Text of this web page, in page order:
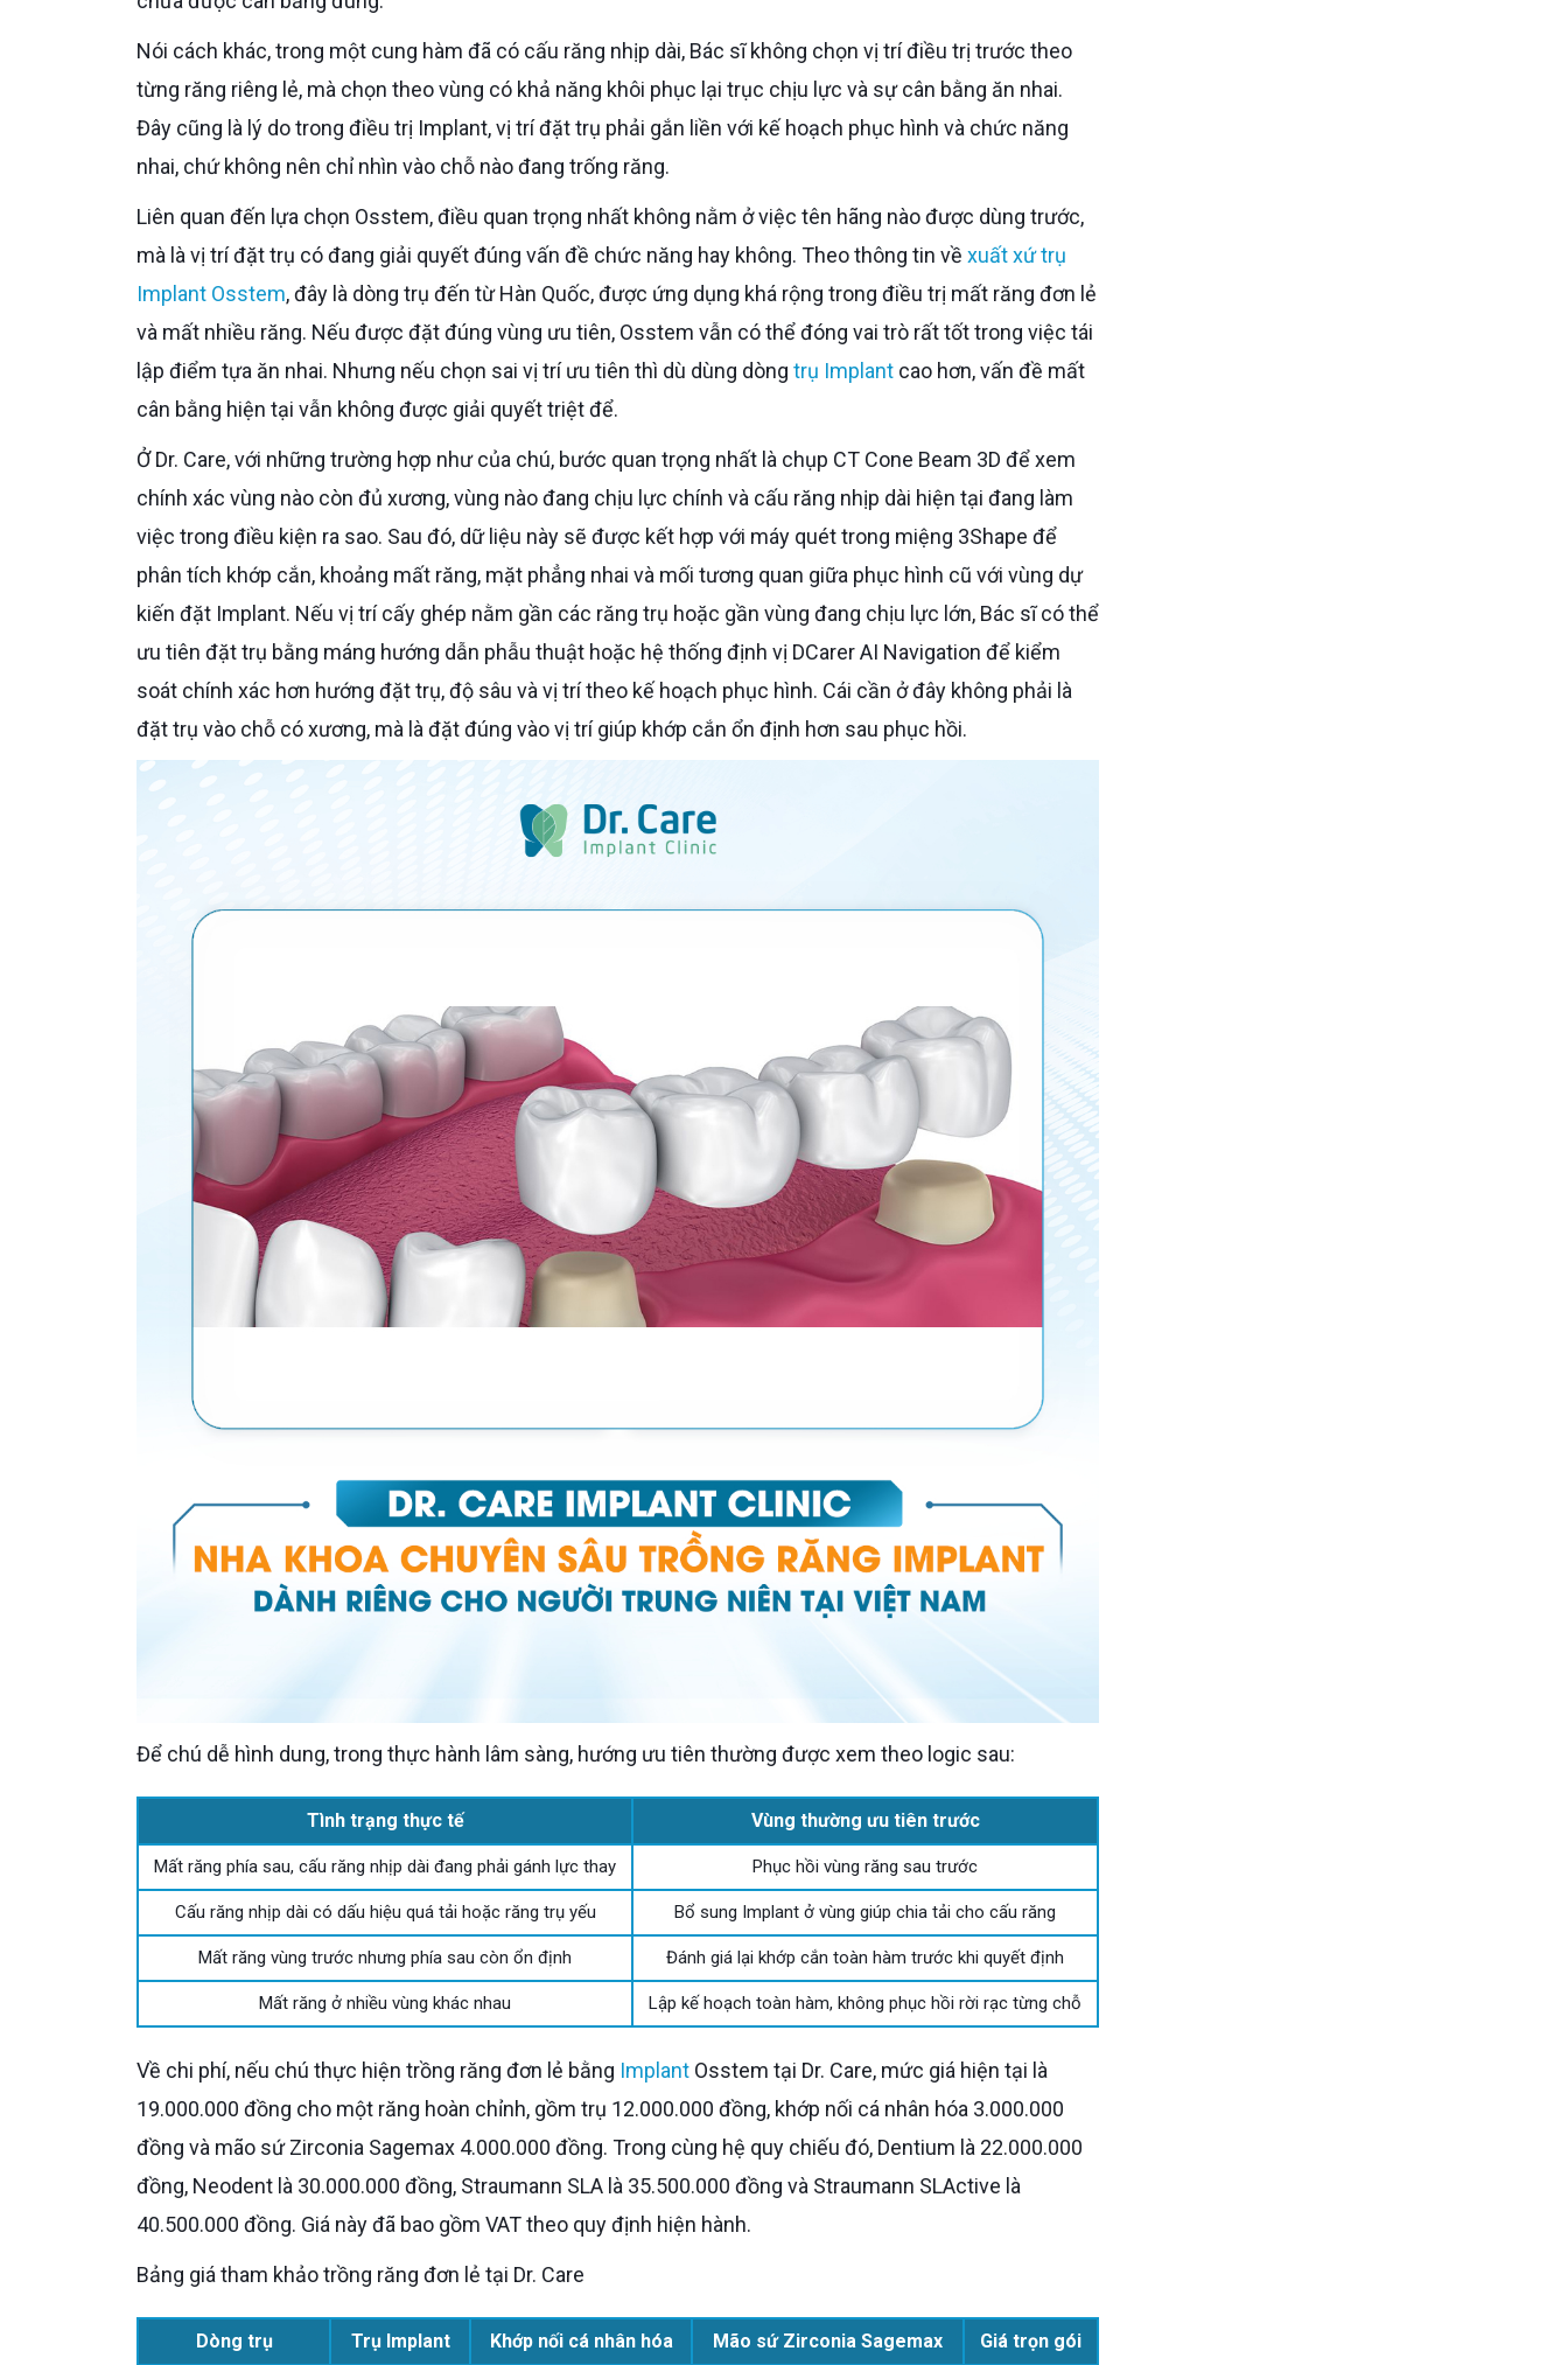
Nói cách khác, trong một cung hàm đã có cấu răng nhịp dài, Bác sĩ không chọn vị trí điều trị trước theo
từng răng riêng lẻ, mà chọn theo vùng có khả năng khôi phục lại trục chịu lực và sự cân bằng ăn nhai.
Đây cũng là lý do trong điều trị Implant, vị trí đặt trụ phải gắn liền với kế hoạch phục hình và chức năng
nhai, chứ không nên chỉ nhìn vào chỗ nào đang trống răng.
Liên quan đến lựa chọn Osstem, điều quan trọng nhất không nằm ở việc tên hãng nào được dùng trước,
mà là vị trí đặt trụ có đang giải quyết đúng vấn đề chức năng hay không. Theo thông tin về xuất xứ trụ
Implant Osstem, đây là dòng trụ đến từ Hàn Quốc, được ứng dụng khá rộng trong điều trị mất răng đơn lẻ
và mất nhiều răng. Nếu được đặt đúng vùng ưu tiên, Osstem vẫn có thể đóng vai trò rất tốt trong việc tái
lập điểm tựa ăn nhai. Nhưng nếu chọn sai vị trí ưu tiên thì dù dùng dòng trụ Implant cao hơn, vấn đề mất
cân bằng hiện tại vẫn không được giải quyết triệt để.
Ở Dr. Care, với những trường hợp như của chú, bước quan trọng nhất là chụp CT Cone Beam 3D để xem
chính xác vùng nào còn đủ xương, vùng nào đang chịu lực chính và cấu răng nhịp dài hiện tại đang làm
việc trong điều kiện ra sao. Sau đó, dữ liệu này sẽ được kết hợp với máy quét trong miệng 3Shape để
phân tích khớp cắn, khoảng mất răng, mặt phẳng nhai và mối tương quan giữa phục hình cũ với vùng dự
kiến đặt Implant. Nếu vị trí cấy ghép nằm gần các răng trụ hoặc gần vùng đang chịu lực lớn, Bác sĩ có thể
ưu tiên đặt trụ bằng máng hướng dẫn phẫu thuật hoặc hệ thống định vị DCarer AI Navigation để kiểm
soát chính xác hơn hướng đặt trụ, độ sâu và vị trí theo kế hoạch phục hình. Cái cần ở đây không phải là
đặt trụ vào chỗ có xương, mà là đặt đúng vào vị trí giúp khớp cắn ổn định hơn sau phục hồi.
Để chú dễ hình dung, trong thực hành lâm sàng, hướng ưu tiên thường được xem theo logic sau:
Tình trạng thực tế Vùng thường ưu tiên trước
Mất răng phía sau, cấu răng nhịp dài đang phải gánh lực thay Phục hồi vùng răng sau trước
Cấu răng nhịp dài có dấu hiệu quá tải hoặc răng trụ yếu Bổ sung Implant ở vùng giúp chia tải cho cấu răng
Mất răng vùng trước nhưng phía sau còn ổn định Đánh giá lại khớp cắn toàn hàm trước khi quyết định
Mất răng ở nhiều vùng khác nhau Lập kế hoạch toàn hàm, không phục hồi rời rạc từng chỗ
Về chi phí, nếu chú thực hiện trồng răng đơn lẻ bằng Implant Osstem tại Dr. Care, mức giá hiện tại là
19.000.000 đồng cho một răng hoàn chỉnh, gồm trụ 12.000.000 đồng, khớp nối cá nhân hóa 3.000.000
đồng và mão sứ Zirconia Sagemax 4.000.000 đồng. Trong cùng hệ quy chiếu đó, Dentium là 22.000.000
đồng, Neodent là 30.000.000 đồng, Straumann SLA là 35.500.000 đồng và Straumann SLActive là
40.500.000 đồng. Giá này đã bao gồm VAT theo quy định hiện hành.
Bảng giá tham khảo trồng răng đơn lẻ tại Dr. Care
Dòng trụ Trụ Implant Khớp nối cá nhân hóa Mão sứ Zirconia Sagemax Giá trọn gói